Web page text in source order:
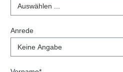
Anrede